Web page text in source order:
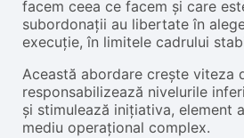
facem ceea ce facem și care
subordonații au libertate în
execuție, în limitele cadrului
Această abordare crește viteza
responsabilizează nivelurile
și stimulează inițiativa, element
mediu operațional complex.